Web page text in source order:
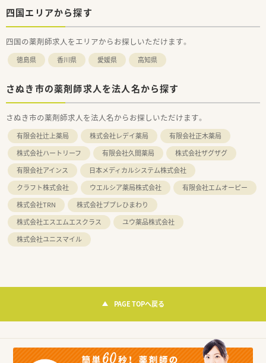
＜こんな方にもオススメ＞
■地場チェーン薬局にて、福利厚生や研修制度も充実している先
で勤務したい方
■在宅等に積極的に携われる環境で働きたい方
等々…
少しでも気になった方はお問い合わせくださいませ
四国エリアから探す
四国の薬剤師求人をエリアからお探しいただけます。
徳島県 香川県 愛媛県 高知県
さぬき市の薬剤師求人を法人名から探す
さぬき市の薬剤師求人を法人名からお探しいただけます。
有限会社辻上薬局 株式会社レデイ薬局
有限会社正木薬局
株式会社ハートリーフ
有限会社久間薬局
株式会社ザグザグ
有限会社アインス
日本メディカルシステム株式会社
クラフト株式会社
ウエルシア薬局株式会社
有限会社エムオーピー
株式会社TRN
株式会社ププレひまわり
株式会社エスエムエスクラス
ユウ薬品株式会社
株式会社ユニスマイル
PAGE TOPへ戻る